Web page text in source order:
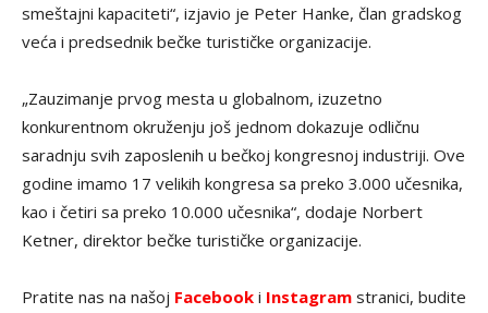
smeštajni kapaciteti“, izjavio je Peter Hanke, član gradskog
veća i predsednik bečke turističke organizacije.
„Zauzimanje prvog mesta u globalnom, izuzetno
konkurentnom okruženju još jednom dokazuje odličnu
saradnju svih zaposlenih u bečkoj kongresnoj industriji. Ove
godine imamo 17 velikih kongresa sa preko 3.000 učesnika,
kao i četiri sa preko 10.000 učesnika“, dodaje Norbert
Ketner, direktor bečke turističke organizacije.
Pratite nas na našoj Facebook i Instagram stranici, budite